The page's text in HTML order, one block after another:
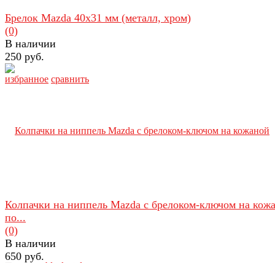
избранное сравнить
Брелок Mazda 40х31 мм (металл, хром)
(0)
В наличии
250 руб.
Колпачки на ниппель Mazda с брелоком-ключом на
по...
(0)
В наличии
650 руб.